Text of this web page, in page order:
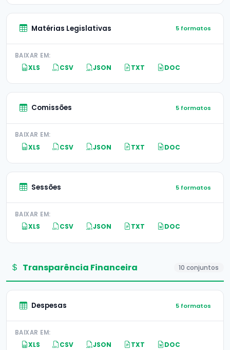
Matérias Legislativas 5 formatos
BAIXAR EM:
XLS CSV JSON TXT DOC
Comissões 5 formatos
BAIXAR EM:
XLS CSV JSON TXT DOC
Sessões 5 formatos
BAIXAR EM:
XLS CSV JSON TXT DOC
Transparência Financeira 10 conjuntos
Despesas 5 formatos
BAIXAR EM:
XLS CSV JSON TXT DOC